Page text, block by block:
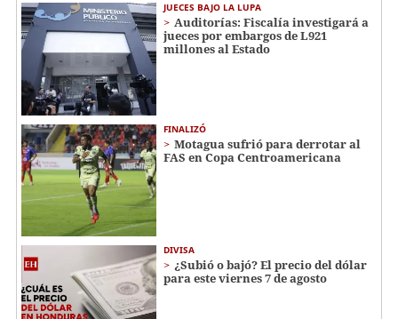
JUECES BAJO LA LUPA
Auditorías: Fiscalía investigará a
jueces por embargos de L921
millones al Estado
FINALIZÓ
Motagua sufrió para derrotar al
FAS en Copa Centroamericana
DIVISA
¿Subió o bajó? El precio del dólar
para este viernes 7 de agosto